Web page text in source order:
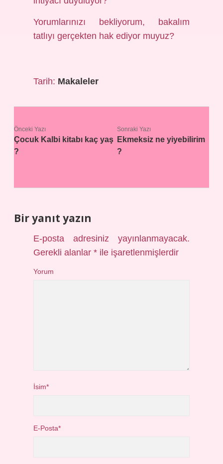
Yorumlarınızı bekliyorum, bakalım
tatlıyı gerçekten hak ediyor muyuz?
Tarih: Makaleler
Önceki Yazı
Çocuk Kalbi kitabı kaç yaş
?
Sonraki Yazı
Ekmeksiz ne yiyebilirim
?
Bir yanıt yazın
E-posta adresiniz yayınlanmayacak.
Gerekli alanlar* ile işaretlenmişlerdir
Yorum
İsim*
E-Posta*